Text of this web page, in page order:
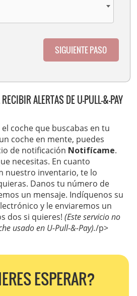
SIGUIENTE PASO
ALERTAS DE U-PULL-&-PAY
coche que buscabas en tu
coche en mente, puedes
de notificación Notifícame.
necesitas. En cuanto
nuestro inventario, te lo
Danos tu número de
un mensaje. Indíquenos su
y le enviaremos un
dos si quieres! (Este servicio no
usado en U-Pull-&-Pay)./p>
ESPERAR?